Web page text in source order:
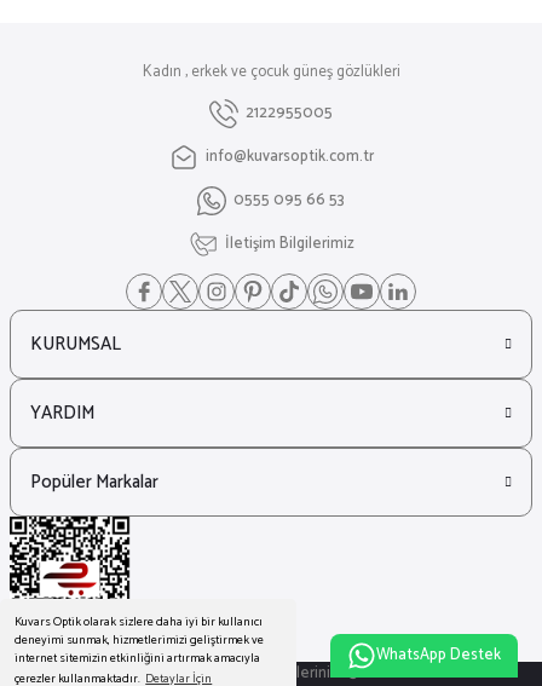
Kuvars Optik olarak sizlere daha iyi bir kullanıcı
deneyimi sunmak, hizmetlerimizi geliştirmek ve
internet sitemizin etkinliğini artırmak amacıyla
çerezler kullanmaktadır. Detaylar İçin
Saint Laurent Sl M137 Amelia Siyah Kadın Güneş Gözlüğü
Miu Miu Gözlük 0Mu 54Zs Oval Gold Siyah Kadın Güneş Gözlüğü
₺ 25.806
₺ 21.505
Kadın , erkek ve çocuk güneş gözlükleri
2122955005
info@kuvarsoptik.com.tr
0555 095 66 53
İletişim Bilgilerimiz
KURUMSAL
YARDIM
Popüler Markalar
© Tüm Hakları Saklıdır. Kredi kartı bilgileriniz 256bit SSL sertifikası ile
WhatsApp Destek